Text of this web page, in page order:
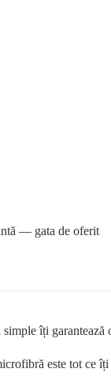
— gata de oferit
îți garantează
este tot ce îți